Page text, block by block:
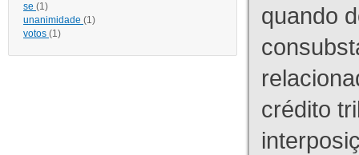
se (1)
unanimidade (1)
votos (1)
quando
crédito